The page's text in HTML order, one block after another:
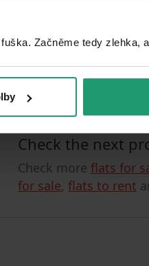
Začněme tedy zlehka,
Unfortunately,
You can check out,
Check the next
Check more flats for
for sale, flats to rent